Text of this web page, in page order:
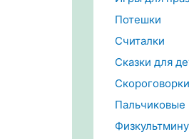
Потешки
Считалки
Сказки для
Скороговорки
Пальчиковые